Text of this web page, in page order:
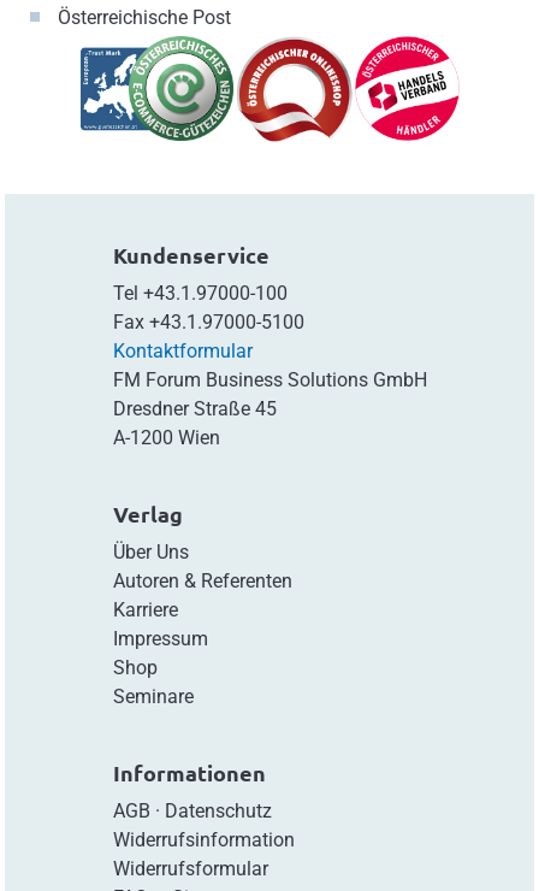
Österreichische Post
Kundenservice
Tel +43.1.97000-100
Fax +43.1.97000-5100
Kontaktformular
FM Forum Business Solutions GmbH
Dresdner Straße 45
A-1200 Wien
Verlag
Über Uns
Autoren & Referenten
Karriere
Impressum
Shop
Seminare
Informationen
AGB · Datenschutz
Widerrufsinformation
Widerrufsformular